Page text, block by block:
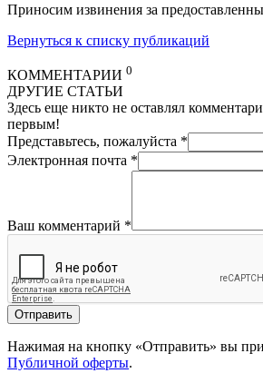
Приносим извинения за
Вернуться к списку публикаций
КОММЕНТАРИИ 0
ДРУГИЕ СТАТЬИ
Здесь еще никто не оставлял
первым!
Представьтесь, пожалуйста *
Электронная почта *
Ваш комментарий *
Отправить
Нажимая на кнопку «Отправить» вы
Публичной оферты.